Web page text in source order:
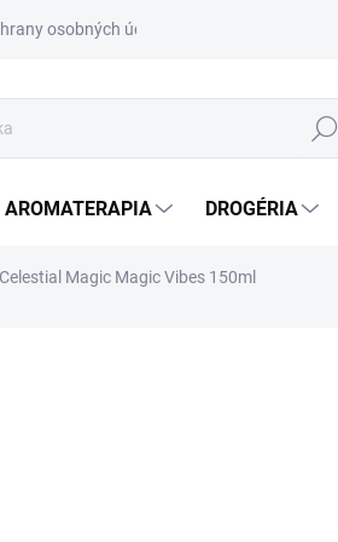
osobných údajov
AROMATERAPIA DROGÉRIA
Magic Magic Vibes 150ml